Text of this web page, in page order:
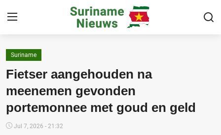
Home
Buitenland
Sport
Suriname
Fietser aangehouden na
meenemen gevonden
portemonnee met goud en geld
Jul 7, 2026 - 21:32